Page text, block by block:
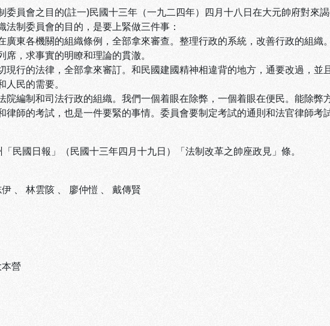
委員會之目的(註一)民國十三年（一九二四年）四月十八日在大元帥府對來
法制委員會的目的，是要上緊做三件事：
廣東各機關的組織條例，全部拿來審查。整理行政的系統，改善行政的組
席，求事實的明瞭和理論的貫澈。
現行的法律，全部拿來審訂。和民國建國精神相違背的地方，通要改過，
民的需要。
院編制和司法行政的組織。我們一個着眼在除弊，一個着眼在便民。能除
律師的考試，也是一件要緊的事情。委員會要制定考試的通則和法官律師考
民國日報」（民國十三年四月十九日）「法制改革之帥座政見」條。
、 林雲陔 、 廖仲愷 、 戴傳賢
營